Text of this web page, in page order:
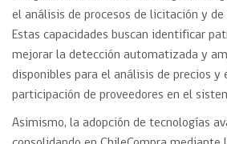
el análisis de procesos de licitación y de
Estas capacidades buscan identificar
mejorar la detección automatizada y
disponibles para el análisis de precios y
participación de proveedores en el
Asimismo, la adopción de tecnologías